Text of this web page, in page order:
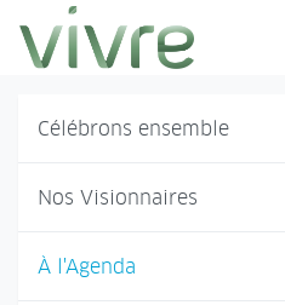
Aller au menu principal
Aller au contenu principal
Célébrons ensemble
Nos Visionnaires
À l'Agenda